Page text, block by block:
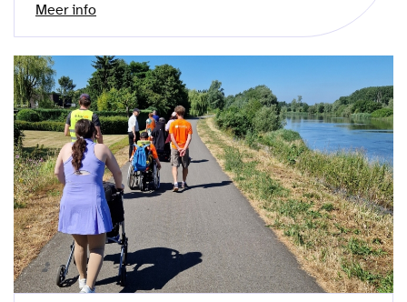
Meer info